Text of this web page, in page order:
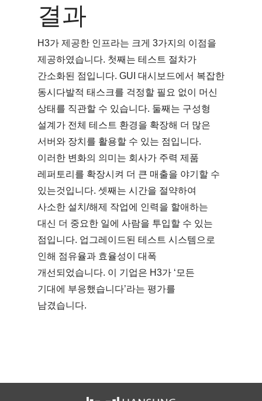
결과
H3가 제공한 인프라는 크게 3가지의 이점을
제공하였습니다. 첫째는 테스트 절차가
간소화된 점입니다. GUI 대시보드에서 복잡한
동시다발적 태스크를 걱정할 필요 없이 머신
상태를 직관할 수 있습니다. 둘째는 구성형
설계가 전체 테스트 환경을 확장해 더 많은
서버와 장치를 활용할 수 있는 점입니다.
이러한 변화의 의미는 회사가 주력 제품
레퍼토리를 확장시켜 더 큰 매출을 야기할 수
있는것입니다. 셋째는 시간을 절약하여
사소한 설치/해제 작업에 인력을 할애하는
대신 더 중요한 일에 사람을 투입할 수 있는
점입니다. 업그레이드된 테스트 시스템으로
인해 점유율과 효율성이 대폭
개선되었습니다. 이 기업은 H3가 ‘모든
기대에 부응했습니다’라는 평가를
남겼습니다.